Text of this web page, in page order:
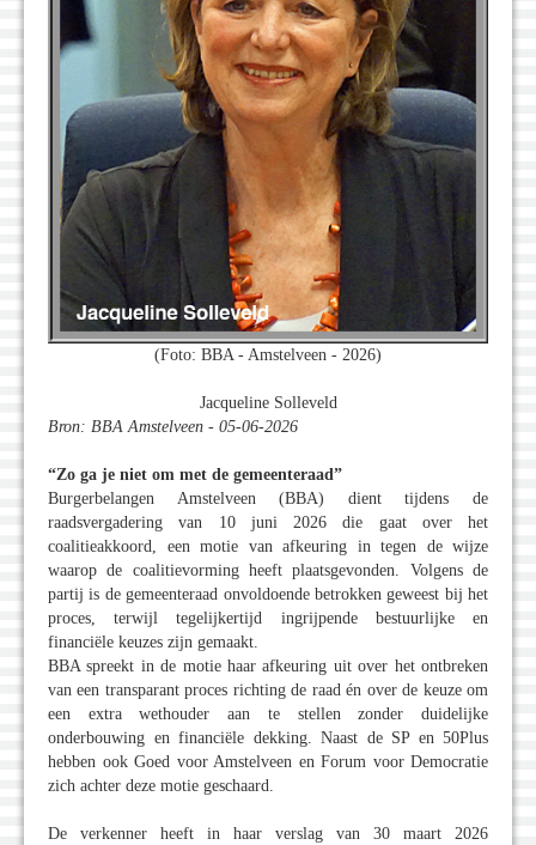
(Foto: BBA - Amstelveen - 2026)
Jacqueline Solleveld
Bron: BBA Amstelveen - 05-06-2026
“Zo ga je niet om met de gemeenteraad”
Burgerbelangen Amstelveen (BBA) dient tijdens de
raadsvergadering van 10 juni 2026 die gaat over het
coalitieakkoord, een motie van afkeuring in tegen de wijze
waarop de coalitievorming heeft plaatsgevonden. Volgens de
partij is de gemeenteraad onvoldoende betrokken geweest bij het
proces, terwijl tegelijkertijd ingrijpende bestuurlijke en
financiële keuzes zijn gemaakt.
BBA spreekt in de motie haar afkeuring uit over het ontbreken
van een transparant proces richting de raad én over de keuze om
een extra wethouder aan te stellen zonder duidelijke
onderbouwing en financiële dekking. Naast de SP en 50Plus
hebben ook Goed voor Amstelveen en Forum voor Democratie
zich achter deze motie geschaard.
De verkenner heeft in haar verslag van 30 maart 2026